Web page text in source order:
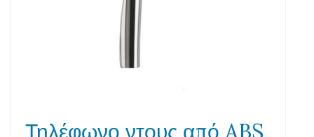
Τηλέφωνο ντους από ABS